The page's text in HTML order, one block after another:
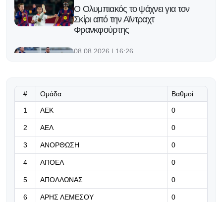
Ο Ολυμπιακός το ψάχνει για τον
Σκίρι από την Αϊντραχτ
Φρανκφούρτης
08.08.2026 | 16:26
Ομάδα από το Περού γέμισε τη
φανέλα της με περισσότερους από
1000 διαφορετικούς χορηγούς!
08.08.2026 | 16:00
διαπραγματεύσεις με τη Νάπολι για
τον Λουκάκου
# Ομάδα Βαθμοί
1 ΑΕΚ 0
2 ΑΕΛ 0
3 ΑΝΟΡΘΩΣΗ 0
4 ΑΠΟΕΛ 0
5 ΑΠΟΛΛΩΝΑΣ 0
6 ΑΡΗΣ ΛΕΜΕΣΟΥ 0